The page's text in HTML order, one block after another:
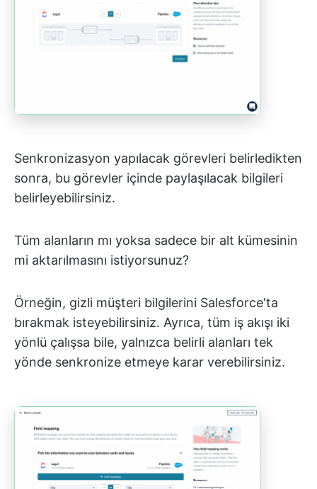
Senkronizasyon yapılacak görevleri belirledikten
sonra, bu görevler içinde paylaşılacak bilgileri
belirleyebilirsiniz.
Tüm alanların mı yoksa sadece bir alt kümesinin
mi aktarılmasını istiyorsunuz?
Örneğin, gizli müşteri bilgilerini Salesforce'ta
bırakmak isteyebilirsiniz. Ayrıca, tüm iş akışı iki
yönlü çalışsa bile, yalnızca belirli alanları tek
yönde senkronize etmeye karar verebilirsiniz.